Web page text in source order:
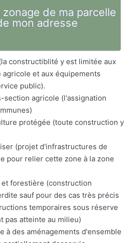
de ma parcelle
mon adresse
constructiblité y est limitée aux
agricole et aux équipements
public).
section agricole (l'assignation
protégée (toute construction y
(projet d'infrastructures de
pour relier cette zone à la zone
et forestière (construction
sauf pour des cas très précis
temporaires sous réserve
pas atteinte au milieu)
à des aménagements d'ensemble